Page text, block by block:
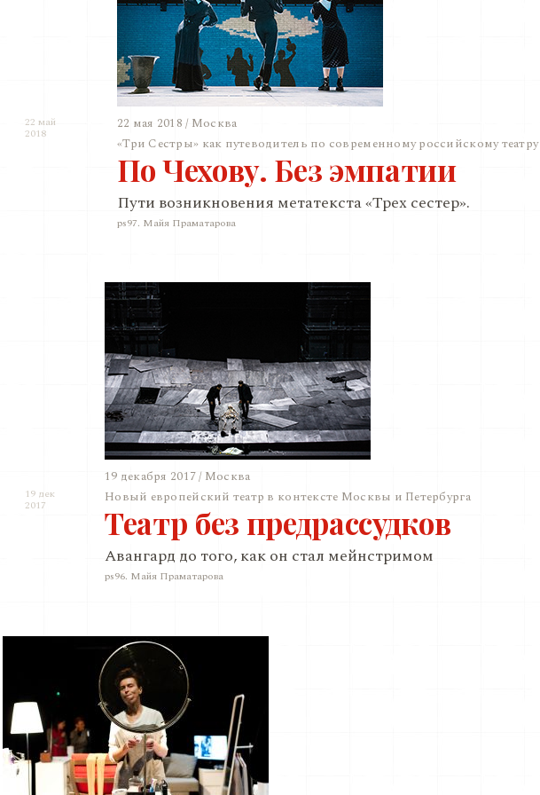
22 мая 2018 / Москва
«Три Сестры» как путеводитель по современному российскому театру
По Чехову. Без эмпатии
Пути возникновения метатекста «Трех сестер».
ps97. Майя Праматарова
19 декабря 2017 / Москва
Новый европейский театр в контексте Москвы и Петербурга
Театр без предрассудков
Авангард до того, как он стал мейнстримом
ps96. Майя Праматарова
22 май
2018
19 дек
2017